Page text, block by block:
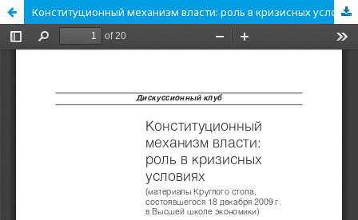
Конституционный механизм власти: роль в кризисных условиях